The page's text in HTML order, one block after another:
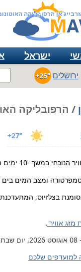
הרפובליקה
ישראל
ירושלים +25°
/ הרפובליקה
+27°
בהרפובליקה האוטונומית של נאכצ'באן אזרבייג'אן.
ומצב המים בים
בצלזיוס, המתעדכנת כל 30
מזג אוויר .
למועדפים שלכם